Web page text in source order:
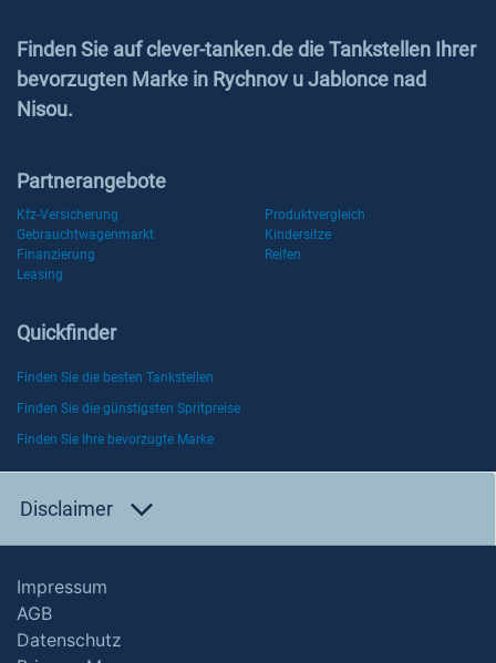
Finden Sie auf clever-tanken.de die Tankstellen Ihrer
bevorzugten Marke in Rychnov u Jablonce nad
Nisou.
Partnerangebote
Kfz-Versicherung
Produktvergleich
Gebrauchtwagenmarkt
Kindersitze
Finanzierung
Reifen
Leasing
Quickfinder
Finden Sie die besten Tankstellen
Finden Sie die günstigsten Spritpreise
Finden Sie Ihre bevorzugte Marke
Disclaimer
Impressum
AGB
Datenschutz